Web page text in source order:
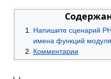
Напишите сценарий
имена функций
Комментарии